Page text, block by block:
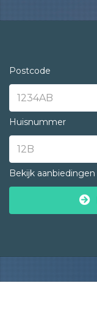
Postcode
Huisnummer
Bekijk aanbiedingen